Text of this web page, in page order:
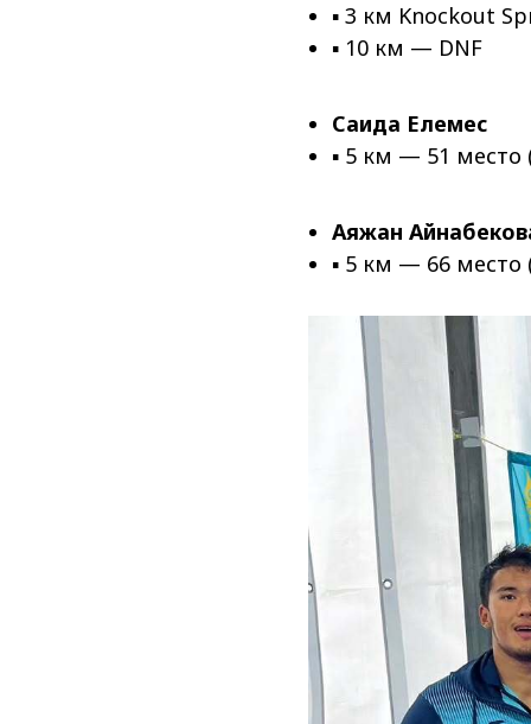
▪ 3 км Knockout
▪ 10 км — DNF
Саида Елемес
▪ 5 км — 51 место
Аяжан
▪ 5 км — 66 место